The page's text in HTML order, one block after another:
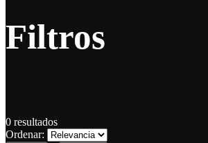
Filtros
0 resultados
Ordenar: